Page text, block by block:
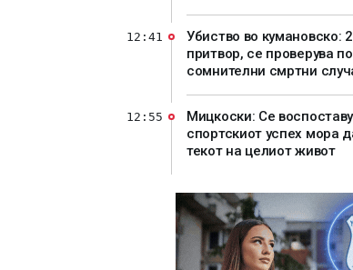
Убиство во кумановско:
притвор, се проверува
сомнителни смртни
12:41
Мицкоски: Се
спортскиот успех мора
текот на целиот живот
12:55